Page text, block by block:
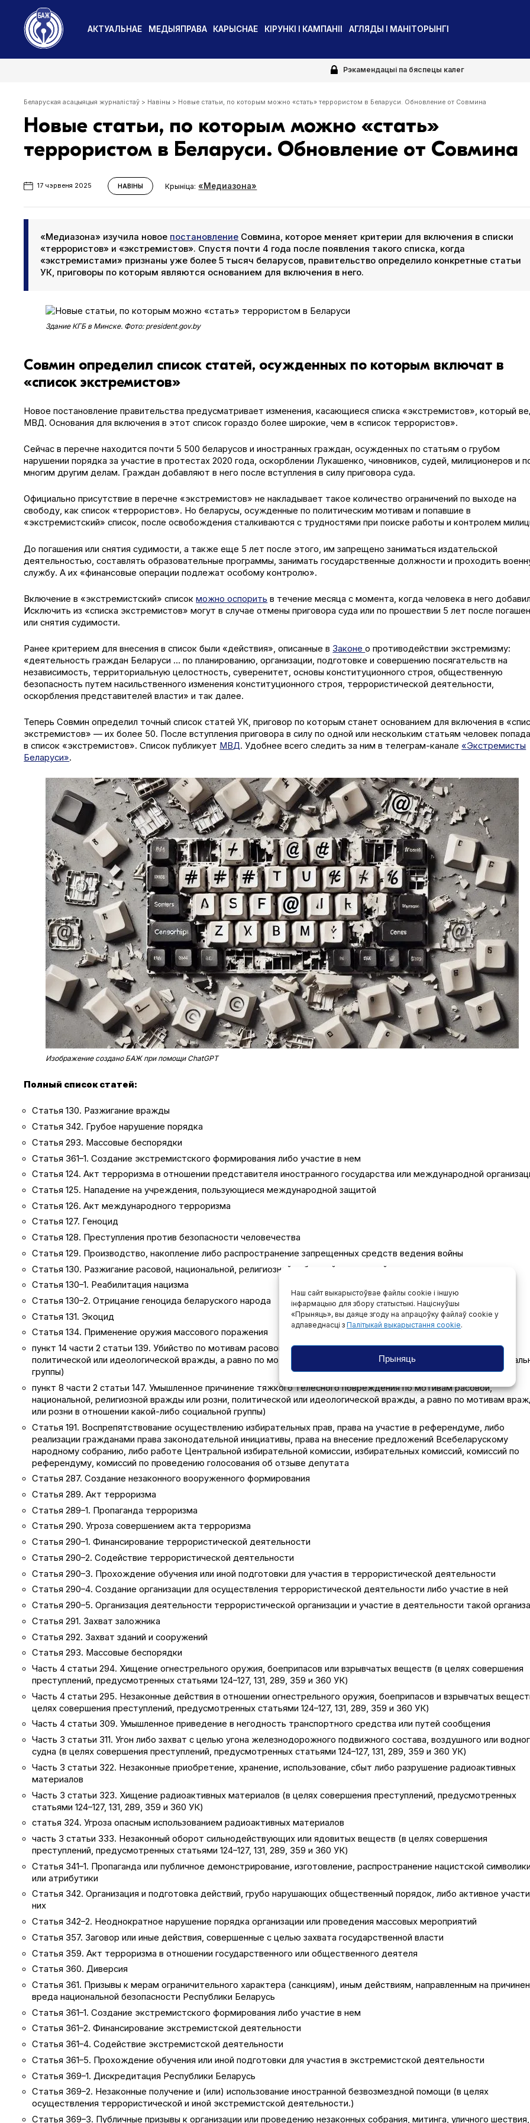
Наш сайт выкарыстоўвае файлы cookie і іншую
інфармацыю для збору статыстыкі. Націснуўшы
«Прыняць», вы даяце згоду на апрацоўку файлаў cookie у
адпаведнасці з Палітыкай выкарыстання cookie.
Прыняць
АКТУАЛЬНАЕ МЕДЫЯПРАВА КАРЫСНАЕ КІРУНКІ І КАМПАНІІ АГЛЯДЫ І МАНІТОРЫНГІ
Рэкамендацыі па бяспецы калег
Беларуская асацыяцыя журналістаў > Навіны > Новые статьи, по которым можно «стать» террористом в Беларуси. Обновление от Совмина
Новые статьи, по которым можно «стать»
террористом в Беларуси. Обновление от Совмина
17 чэрвеня 2025 НАВІНЫ Крыніца: «Медиазона»
«Медиазона» изучила новое постановление Совмина, которое меняет критерии для включения в списки
«террористов» и «экстремистов». Спустя почти 4 года после появления такого списка, когда
«экстремистами» признаны уже более 5 тысяч беларусов, правительство определило конкретные статьи
УК, приговоры по которым являются основанием для включения в него.
Здание КГБ в Минске. Фото: president.gov.by
Совмин определил список статей, осужденных по которым включат в
«список экстремистов»
Новое постановление правительства предусматривает изменения, касающиеся списка «экстремистов», который
МВД. Основания для включения в этот список гораздо более широкие, чем в «список террористов».
Сейчас в перечне находится почти 5 500 беларусов и иностранных граждан, осужденных по статьям о грубом
нарушении порядка за участие в протестах 2020 года, оскорблении Лукашенко, чиновников, судей, милиционеров и
многим другим делам. Граждан добавляют в него после вступления в силу приговора суда.
Официально присутствие в перечне «экстремистов» не накладывает такое количество ограничений по выходе на
свободу, как список «террористов». Но беларусы, осужденные по политическим мотивам и попавшие в
«экстремистский» список, после освобождения сталкиваются с трудностями при поиске работы и контролем
До погашения или снятия судимости, а также еще 5 лет после этого, им запрещено заниматься издательской
деятельностью, составлять образовательные программы, занимать государственные должности и проходить
службу. А их «финансовые операции подлежат особому контролю».
Включение в «экстремистский» списокможно оспорить в течение месяца с момента, когда человека в него
Исключить из «списка экстремистов» могут в случае отмены приговора суда или по прошествии 5 лет после
или снятия судимости.
Ранее критерием для внесения в список были «действия», описанные в Законео противодействии экстремизму:
«деятельность граждан Беларуси … по планированию, организации, подготовке и совершению посягательств на
независимость, территориальную целостность, суверенитет, основы конституционного строя, общественную
безопасность путем насильственного изменения конституционного строя, террористической деятельности,
оскорбления представителей власти» и так далее.
Теперь Совмин определил точный список статей УК, приговор по которым станет основанием для включения в
экстремистов» — их более 50. После вступления приговора в силу по одной или нескольким статьям человек
в список «экстремистов». Список публикует МВД. Удобнее всего следить за ним в телеграм-канале «Экстремисты
Беларуси».
Изображение создано БАЖ при помощи Chat­G­PT
Полный список статей:
Статья 130. Разжигание вражды
Статья 342. Грубое нарушение порядка
Статья 293. Массовые беспорядки
Статья 361–1. Создание экстремистского формирования либо участие в нем
Статья 124. Акт терроризма в отношении представителя иностранного государства или международной
Статья 125. Нападение на учреждения, пользующиеся международной защитой
Статья 126. Акт международного терроризма
Статья 127. Геноцид
Статья 128. Преступления против безопасности человечества
Статья 129. Производство, накопление либо распространение запрещенных средств ведения войны
Статья 130. Разжигание расовой, национальной, религиозной либо иной социальной вражды или розни
Статья 130–1. Реабилитация нацизма
Статья 130–2. Отрицание геноцида беларуского народа
Статья 131. Экоцид
Статья 134. Применение оружия массового поражения
пункт 14 части 2 статьи 139. Убийство по мотивам расовой, национальной, религиозной вражды или розни,
политической или идеологической вражды, а равно по мотивам вражды или розни в отношении какой-либо
группы)
пункт 8 части 2 статьи 147. Умышленное причинение тяжкого телесного повреждения по мотивам расовой,
национальной, религиозной вражды или розни, политической или идеологической вражды, а равно по мотивам
или розни в отношении какой-либо социальной группы)
Статья 191. Воспрепятствование осуществлению избирательных прав, права на участие в референдуме, либо
реализации гражданами права законодательной инициативы, права на внесение предложений Всебеларускому
народному собранию, либо работе Центральной избирательной комиссии, избирательных комиссий, комиссий по
референдуму, комиссий по проведению голосования об отзыве депутата
Статья 287. Создание незаконного вооруженного формирования
Статья 289. Акт терроризма
Статья 289–1. Пропаганда терроризма
Статья 290. Угроза совершением акта терроризма
Статья 290–1. Финансирование террористической деятельности
Статья 290–2. Содействие террористической деятельности
Статья 290–3. Прохождение обучения или иной подготовки для участия в террористической деятельности
Статья 290–4. Создание организации для осуществления террористической деятельности либо участие в ней
Статья 290–5. Организация деятельности террористической организации и участие в деятельности такой
Статья 291. Захват заложника
Статья 292. Захват зданий и сооружений
Статья 293. Массовые беспорядки
Часть 4 статьи 294. Хищение огнестрельного оружия, боеприпасов или взрывчатых веществ (в целях совершения
преступлений, предусмотренных статьями 124–127, 131, 289, 359 и 360 УК)
Часть 4 статьи 295. Незаконные действия в отношении огнестрельного оружия, боеприпасов и взрывчатых
целях совершения преступлений, предусмотренных статьями 124–127, 131, 289, 359 и 360 УК)
Часть 4 статьи 309. Умышленное приведение в негодность транспортного средства или путей сообщения
Часть 3 статьи 311. Угон либо захват с целью угона железнодорожного подвижного состава, воздушного или
судна (в целях совершения преступлений, предусмотренных статьями 124–127, 131, 289, 359 и 360 УК)
Часть 3 статьи 322. Незаконные приобретение, хранение, использование, сбыт либо разрушение радиоактивных
материалов
Часть 3 статьи 323. Хищение радиоактивных материалов (в целях совершения преступлений, предусмотренных
статьями 124–127, 131, 289, 359 и 360 УК)
статья 324. Угроза опасным использованием радиоактивных материалов
часть 3 статьи 333. Незаконный оборот сильнодействующих или ядовитых веществ (в целях совершения
преступлений, предусмотренных статьями 124–127, 131, 289, 359 и 360 УК)
Статья 341–1. Пропаганда или публичное демонстрирование, изготовление, распространение нацистской символики
или атрибутики
Статья 342. Организация и подготовка действий, грубо нарушающих общественный порядок, либо активное
них
Статья 342–2. Неоднократное нарушение порядка организации или проведения массовых мероприятий
Статья 357. Заговор или иные действия, совершенные с целью захвата государственной власти
Статья 359. Акт терроризма в отношении государственного или общественного деятеля
Статья 360. Диверсия
Статья 361. Призывы к мерам ограничительного характера (санкциям), иным действиям, направленным на
вреда национальной безопасности Республики Беларусь
Статья 361–1. Создание экстремистского формирования либо участие в нем
Статья 361–2. Финансирование экстремистской деятельности
Статья 361–4. Содействие экстремистской деятельности
Статья 361–5. Прохождение обучения или иной подготовки для участия в экстремистской деятельности
Статья 369–1. Дискредитация Республики Беларусь
Статья 369–2. Незаконные получение и (или) использование иностранной безвозмездной помощи (в целях
осуществления террористической и иной экстремистской деятельности.)
Статья 369–3. Публичные призывы к организации или проведению незаконных собрания, митинга, уличного шествия,